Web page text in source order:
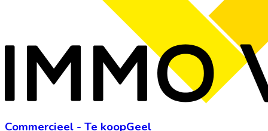
Commercieel - Te koopGeel